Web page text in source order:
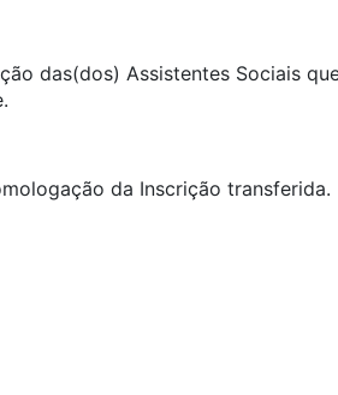
das(dos) Assistentes Sociais
da Inscrição transferida.